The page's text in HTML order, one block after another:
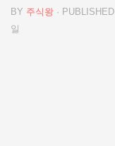
BY 주식왕 · PUBLISHED
일